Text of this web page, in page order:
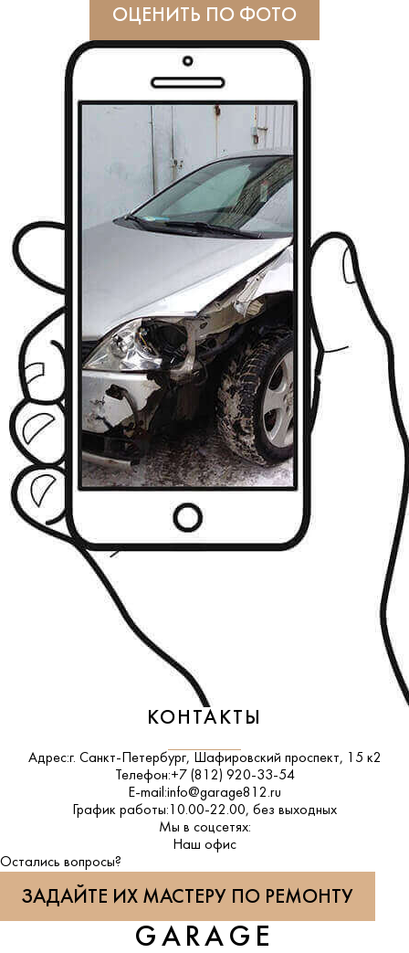
ОЦЕНИТЬ ПО ФОТО
КОНТАКТЫ
Адрес:г. Санкт-Петербург, Шафировский проспект, 15 к2
Телефон:+7 (812) 920-33-54
E-mail:info@garage812.ru
График работы: 10.00-22.00, без выходных
Мы в соцсетях:
ВКонтакте
Наш офис
Остались вопросы?
ЗАДАЙТЕ ИХ МАСТЕРУ ПО РЕМОНТУ
GARAGE